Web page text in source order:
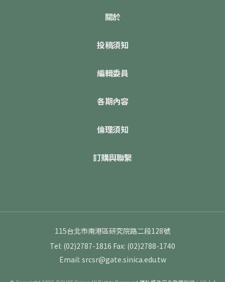
關於
投稿須知
編輯委員
各期內容
倫理須知
訂購與聯繫
115台北市南港區研究院路二段128號
Tel: (02)2787-1816 Fax: (02)2788-1740
Email: srcsr@gate.sinica.edu.tw